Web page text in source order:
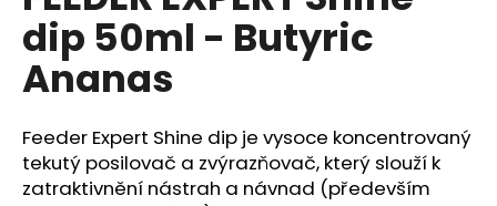
0,0
z
hvězdiček.
dip 50ml - Butyric
Ananas
Feeder Expert Shine dip je vysoce koncentrovaný
tekutý posilovač a zvýrazňovač, který slouží k
zatraktivnění nástrah a návnad (především
a
j
í
?